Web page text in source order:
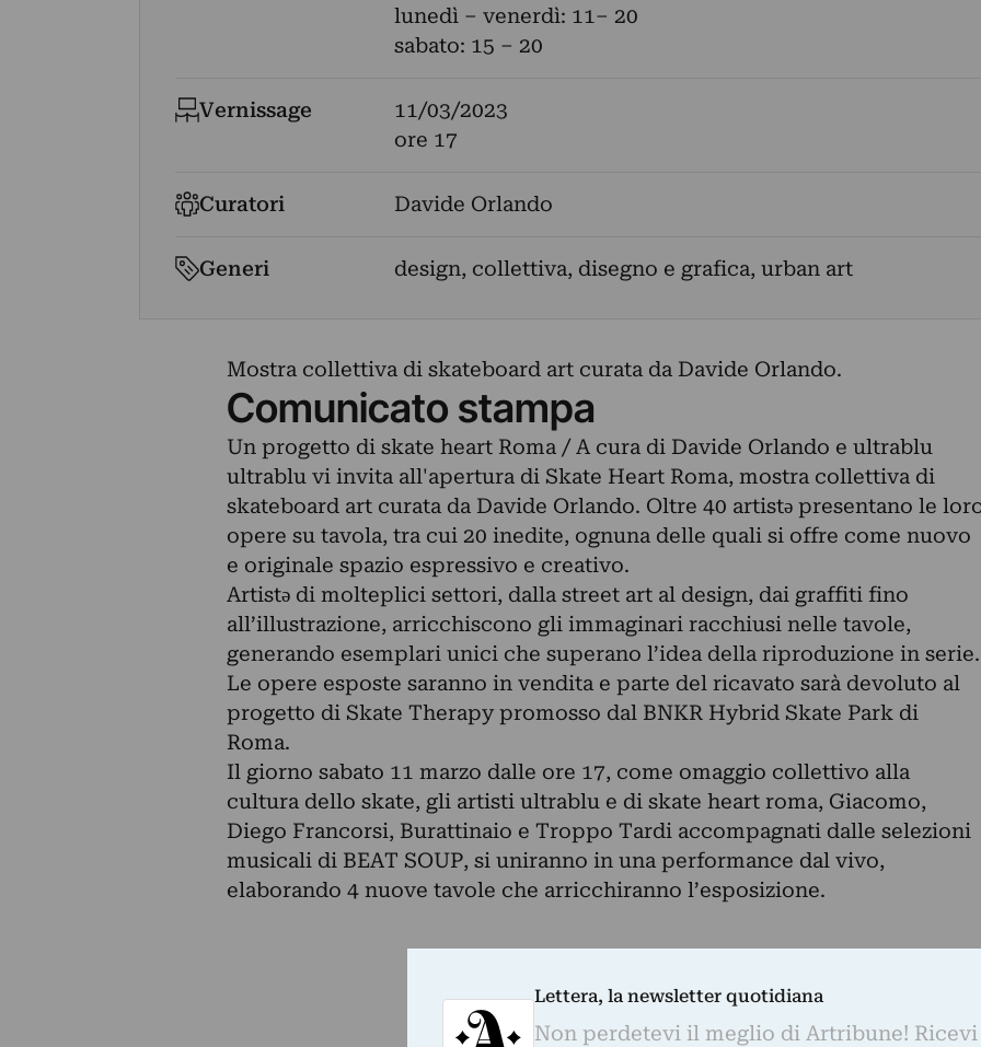
lunedì – venerdì: 11– 20
sabato: 15 – 20
Vernissage
11/03/2023
ore 17
Curatori Davide Orlando
Generi design, collettiva, disegno e grafica, urban art
Mostra collettiva di skateboard art curata da Davide Orlando.
Comunicato stampa
Un progetto di skate heart Roma / A cura di Davide Orlando e ultrablu
ultrablu vi invita all'apertura di Skate Heart Roma, mostra collettiva di
skateboard art curata da Davide Orlando. Oltre 40 artistə presentano le
opere su tavola, tra cui 20 inedite, ognuna delle quali si offre come nuovo
e originale spazio espressivo e creativo.
Artistə di molteplici settori, dalla street art al design, dai graffiti fino
all’illustrazione, arricchiscono gli immaginari racchiusi nelle tavole,
generando esemplari unici che superano l’idea della riproduzione in serie.
Le opere esposte saranno in vendita e parte del ricavato sarà devoluto al
progetto di Skate Therapy promosso dal BNKR Hybrid Skate Park di
Roma.
Il giorno sabato 11 marzo dalle ore 17, come omaggio collettivo alla
cultura dello skate, gli artisti ultrablu e di skate heart roma, Giacomo,
Diego Francorsi, Burattinaio e Troppo Tardi accompagnati dalle selezioni
musicali di BEAT SOUP, si uniranno in una performance dal vivo,
elaborando 4 nuove tavole che arricchiranno l’esposizione.
Lettera, la newsletter quotidiana
Non perdetevi il meglio di Artribune!